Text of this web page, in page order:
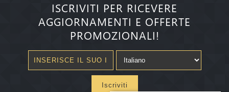
ISCRIVITI PER RICEVERE
AGGIORNAMENTI E OFFERTE
PROMOZIONALI!
Iscriviti